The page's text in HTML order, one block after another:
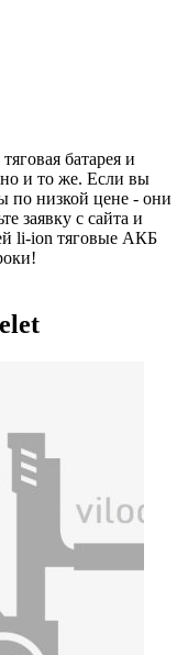
батарея и
и то же. Если вы
по низкой цене - они
заявку с сайта и
li-ion тяговые АКБ